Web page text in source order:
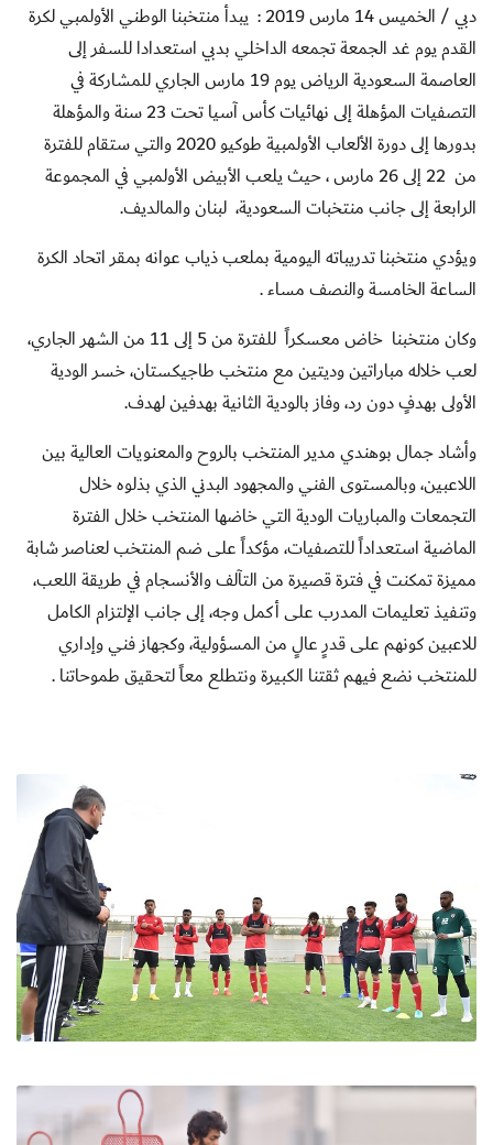
دبي / الخميس 14 مارس 2019 :
يبدأ منتخبنا الوطني الأولمبي لكرة
القدم يوم غد الجمعة تجمعه الداخلي بدبي استعدادا للسفر إلى
العاصمة السعودية الرياض يوم 19 مارس الجاري للمشاركة في
التصفيات المؤهلة إلى نهائيات كأس آسيا تحت 23 سنة والمؤهلة
بدورها إلى دورة الألعاب الأولمبية طوكيو 2020 والتي ستقام للفترة
من 22 إلى 26 مارس ، حيث يلعب الأبيض الأولمبي في المجموعة
الرابعة إلى جانب منتخبات السعودية، لبنان والمالديف.
ويؤدي منتخبنا تدريباته اليومية بملعب ذياب عوانه بمقر اتحاد الكرة
الساعة الخامسة والنصف مساء .
وكان منتخبنا خاض معسكراً للفترة من 5 إلى 11 من الشهر الجاري،
لعب خلاله مباراتين وديتين مع منتخب طاجيكستان، خسر الودية
الأولى بهدفٍ دون رد، وفاز بالودية الثانية بهدفين لهدف.
وأشاد جمال بوهندي مدير المنتخب بالروح والمعنويات العالية بين
اللاعبين، وبالمستوى الفني والمجهود البدني الذي بذلوه خلال
التجمعات والمباريات الودية التي خاضها المنتخب خلال الفترة
الماضية استعداداً للتصفيات، مؤكداً على ضم المنتخب لعناصر شابة
مميزة تمكنت في فترة قصيرة من التآلف والأنسجام في طريقة اللعب،
وتنفيذ تعليمات المدرب على أكمل وجه، إلى جانب الإلتزام الكامل
للاعبين كونهم على قدرٍ عالٍ من المسؤولية، وكجهاز فني وإداري
للمنتخب نضع فيهم ثقتنا الكبيرة ونتطلع معاً لتحقيق طموحاتنا .